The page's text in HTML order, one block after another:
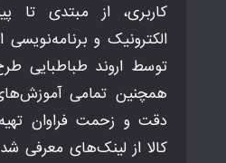
کاربری، از مبتدی تا
الکترونیک و
توسط اروند طباطبایی
همچنین تمامی
دقت و زحمت فراوان
کالا از لینک‌های معرفی